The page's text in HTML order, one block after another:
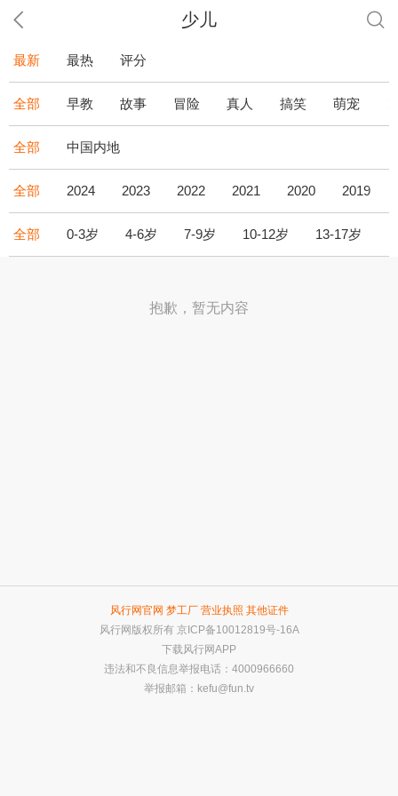
少儿
最新 最热 评分
全部 早教 故事 冒险 真人 搞笑 萌宠
全部 中国内地
全部 2024 2023 2022 2021 2020 2019
全部 0-3岁 4-6岁 7-9岁 10-12岁 13-17岁
抱歉，暂无内容
风行网官网 梦工厂 营业执照 其他证件
风行网版权所有 京ICP备10012819号-16A
下载风行网APP
违法和不良信息举报电话：4000966660
举报邮箱： kefu@fun.tv